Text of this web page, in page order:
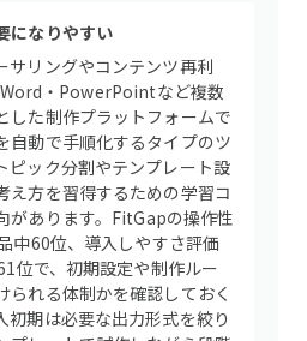
になりやすい
サリングやコンテンツ再利
・PowerPointなど複数
した制作プラットフォームで
自動で手順化するタイプのツ
ピック分割やテンプレート設
え方を習得するための学習コ
があります。FitGapの操作性
中60位、導入しやすさ評価
位で、初期設定や制作ルー
られる体制かを確認しておく
初期は必要な出力形式を絞り